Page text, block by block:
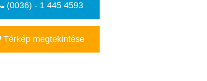
(0036) - 1 445 4593
Térkép megtekintése